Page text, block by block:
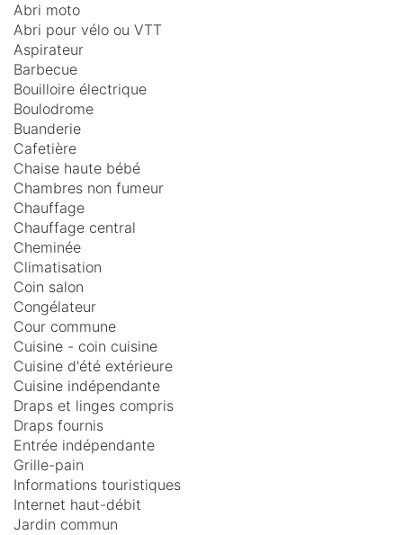
Abri moto
Abri pour vélo ou VTT
Aspirateur
Barbecue
Bouilloire électrique
Boulodrome
Buanderie
Cafetière
Chaise haute bébé
Chambres non fumeur
Chauffage
Chauffage central
Cheminée
Climatisation
Coin salon
Congélateur
Cour commune
Cuisine - coin cuisine
Cuisine d'été extérieure
Cuisine indépendante
Draps et linges compris
Draps fournis
Entrée indépendante
Grille-pain
Informations touristiques
Internet haut-débit
Jardin commun